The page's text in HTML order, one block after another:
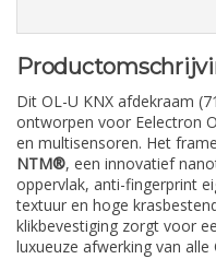
Dit OL-U KNX afdekraam
ontworpen voor Eelectron
en multisensoren. Het
NTM®, een innovatief
oppervlak, anti-fingerprint
textuur en hoge
klikbevestiging zorgt voor
luxueuze afwerking van